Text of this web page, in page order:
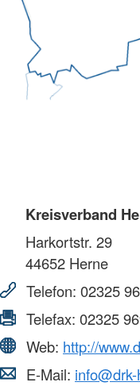
Kreisverband
Harkortstr. 29
44652 Herne
Telefon: 02325
Telefax: 02325
Web: http://
E-Mail: